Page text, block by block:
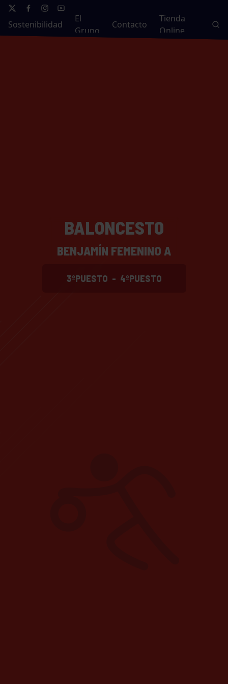
Sostenibilidad
El
Grupo
Contacto
Tienda
Online
BALONCESTO
BENJAMÍN FEMENINO A
3ºPUESTO - 4ºPUESTO